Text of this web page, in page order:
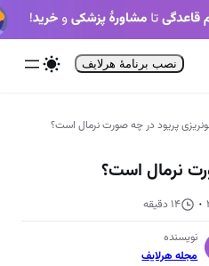
نصب برنامۀ هرلایف
پریود در چه صورت نرمال است؟
نرمال است؟
14 دقیقه
نویسنده
مجله هرلایف